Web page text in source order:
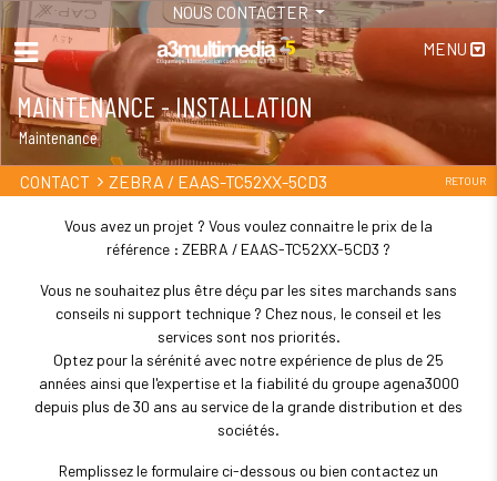
NOUS CONTACTER
MENU
MAINTENANCE - INSTALLATION
Maintenance
CONTACT ZEBRA / EAAS-TC52XX-5CD3 RETOUR
Vous avez un projet ? Vous voulez connaitre le prix de la
référence : ZEBRA / EAAS-TC52XX-5CD3 ?
Vous ne souhaitez plus être déçu par les sites marchands sans
conseils ni support technique ? Chez nous, le conseil et les
services sont nos priorités.
Optez pour la sérénité avec notre expérience de plus de 25
années ainsi que l'expertise et la fiabilité du groupe agena3000
depuis plus de 30 ans au service de la grande distribution et des
sociétés.
Remplissez le formulaire ci-dessous ou bien contactez un